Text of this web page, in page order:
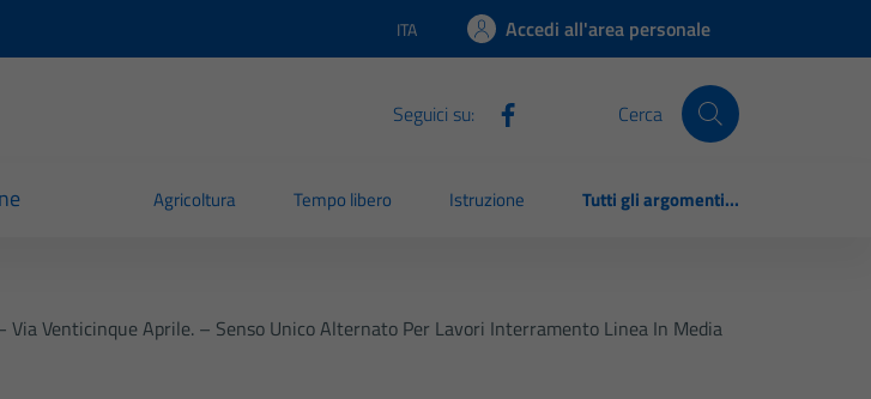
Lingua attiva:
ITA Accedi all'area personale
Seguici su: Cerca
Agricoltura Tempo libero Istruzione Tutti gli argomenti...
Venticinque Aprile. – Senso Unico Alternato Per Lavori Interramento Linea In Media